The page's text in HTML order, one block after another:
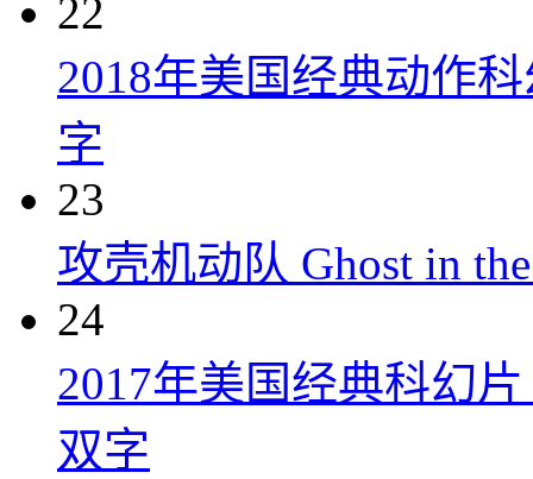
22
2018年美国经典动作
字
23
攻壳机动队 Ghost in
24
2017年美国经典科幻
双字